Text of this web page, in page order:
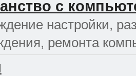
с
настройки,
ремонта